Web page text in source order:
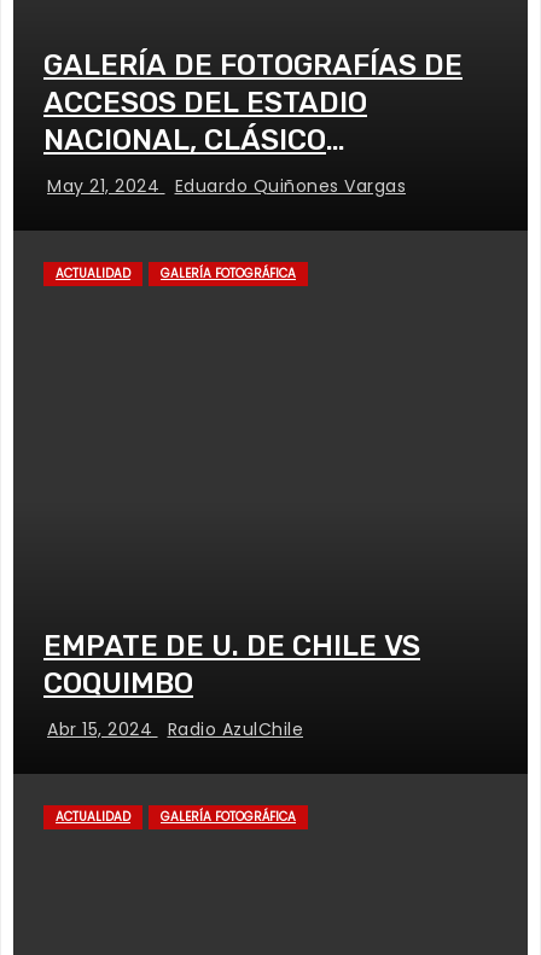
GALERÍA DE FOTOGRAFÍAS DE
ACCESOS DEL ESTADIO
NACIONAL, CLÁSICO
UNIVERSITARIO
May 21, 2024 Eduardo Quiñones Vargas
ACTUALIDAD GALERÍA FOTOGRÁFICA
EMPATE DE U. DE CHILE VS
COQUIMBO
Abr 15, 2024 Radio AzulChile
ACTUALIDAD GALERÍA FOTOGRÁFICA